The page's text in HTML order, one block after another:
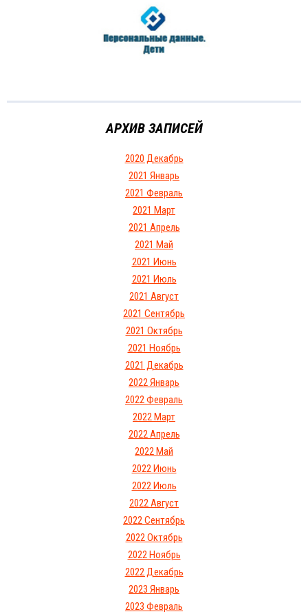
АРХИВ ЗАПИСЕЙ
2020 Декабрь
2021 Январь
2021 Февраль
2021 Март
2021 Апрель
2021 Май
2021 Июнь
2021 Июль
2021 Август
2021 Сентябрь
2021 Октябрь
2021 Ноябрь
2021 Декабрь
2022 Январь
2022 Февраль
2022 Март
2022 Апрель
2022 Май
2022 Июнь
2022 Июль
2022 Август
2022 Сентябрь
2022 Октябрь
2022 Ноябрь
2022 Декабрь
2023 Январь
2023 Февраль